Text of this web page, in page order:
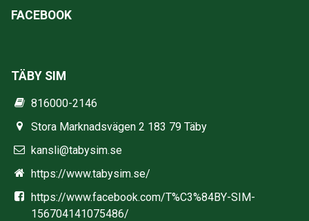
FACEBOOK
TÄBY SIM
816000-2146
Stora Marknadsvägen 2 183 79 Täby
kansli@tabysim.se
https://www.tabysim.se/
https://www.facebook.com/T%C3%84BY-SIM-
156704141075486/